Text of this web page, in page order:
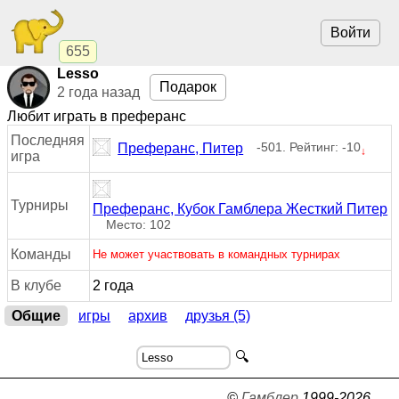
655
Войти
Lesso
2 года назад
Подарок
Любит играть в преферанс
Последняя
игра
Преферанс, Питер -501. Рейтинг: -10↓
Турниры Преферанс, Кубок Гамблера Жесткий Питер
Место: 102
Команды Не может участвовать в командных турнирах
В клубе
2 года
Общие
игры архив друзья (5)
🔍